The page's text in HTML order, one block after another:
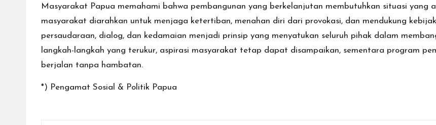
Masyarakat Papua memahami bahwa pembangunan yang berkelanjutan membutuhkan situasi yang
masyarakat diarahkan untuk menjaga ketertiban, menahan diri dari provokasi, dan mendukung
persaudaraan, dialog, dan kedamaian menjadi prinsip yang menyatukan seluruh pihak dalam
langkah-langkah yang terukur, aspirasi masyarakat tetap dapat disampaikan, sementara program
berjalan tanpa hambatan.
*) Pengamat Sosial & Politik Papua